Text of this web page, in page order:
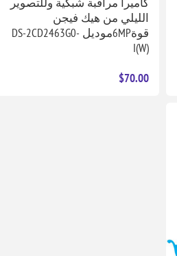
الليلي من هيك فيجن
قوة6MPموديل DS-2CD2463G0-
I(W)
$70.00